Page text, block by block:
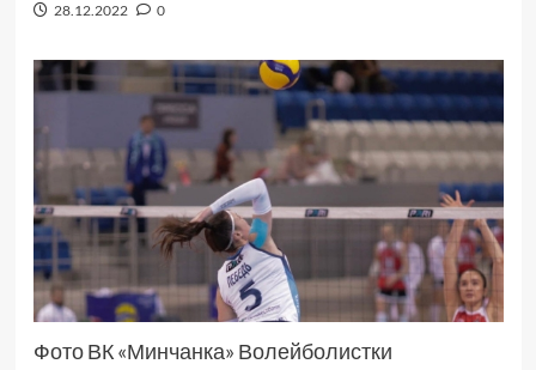
28.12.2022 0
Фото ВК «Минчанка» Волейболистки